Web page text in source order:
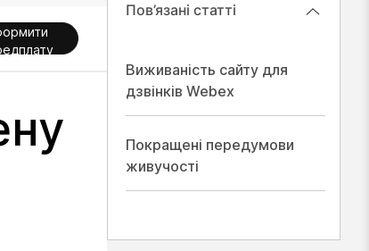
Пов’язані статті
Виживаність сайту для
дзвінків Webex
Покращені передумови
живучості